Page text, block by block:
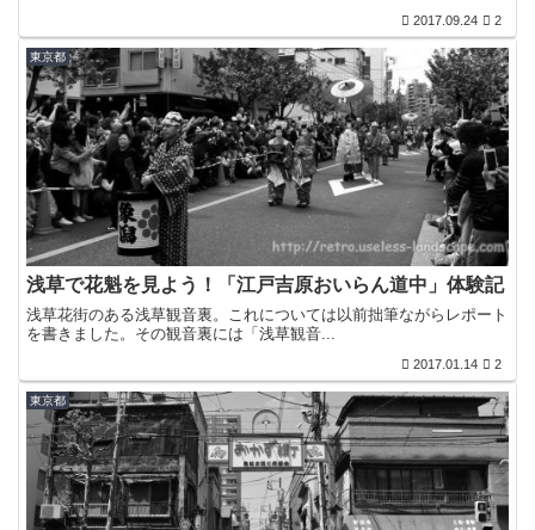
2017.09.24 2
東京都
浅草で花魁を見よう！「江戸吉原おいらん道中」体験記
浅草花街のある浅草観音裏。これについては以前拙筆ながらレポート
を書きました。その観音裏には「浅草観音...
2017.01.14 2
東京都